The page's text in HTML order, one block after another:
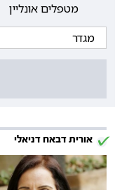
מטפלים אונליין
אורית דבאח דניאלי